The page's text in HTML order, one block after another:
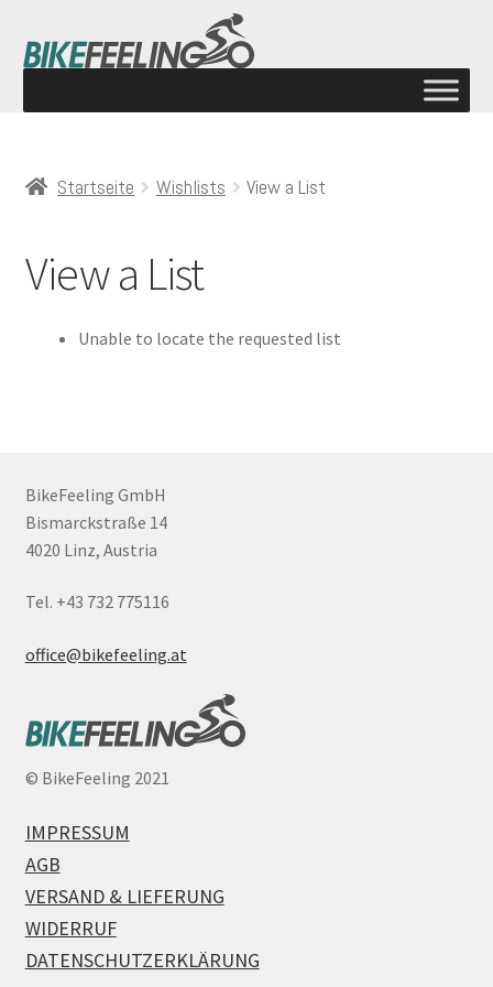
Startseite Wishlists View a List
View a List
Unable to locate the requested list
BikeFeeling GmbH
Bismarckstraße 14
4020 Linz, Austria
Tel. +43 732 775116
office@bikefeeling.at
© BikeFeeling 2021
IMPRESSUM
AGB
VERSAND & LIEFERUNG
WIDERRUF
DATENSCHUTZERKLÄRUNG